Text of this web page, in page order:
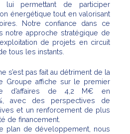
lui permettant de participer
énergétique tout en valorisant
Notre confiance dans ce
notre approche stratégique de
de projets en circuit
tous les instants.
s’est pas fait au détriment de la
Groupe affiche sur le premier
d’affaires de 4,2 M€ en
avec des perspectives de
et un renforcement de plus
de financement.
plan de développement, nous